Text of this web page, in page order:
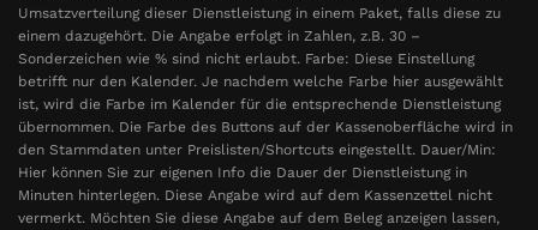
Umsatzverteilung dieser Dienstleistung in einem Paket, falls diese zu
einem dazugehört. Die Angabe erfolgt in Zahlen, z.B. 30 –
Sonderzeichen wie % sind nicht erlaubt. Farbe: Diese Einstellung
betrifft nur den Kalender. Je nachdem welche Farbe hier ausgewählt
ist, wird die Farbe im Kalender für die entsprechende Dienstleistung
übernommen. Die Farbe des Buttons auf der Kassenoberfläche wird in
den Stammdaten unter Preislisten/Shortcuts eingestellt. Dauer/Min:
Hier können Sie zur eigenen Info die Dauer der Dienstleistung in
Minuten hinterlegen. Diese Angabe wird auf dem Kassenzettel nicht
vermerkt. Möchten Sie diese Angabe auf dem Beleg anzeigen lassen,